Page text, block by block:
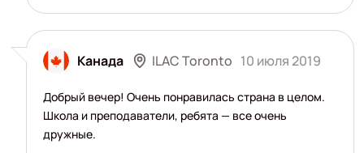
Канада ILAC Toronto 10 июля 2019
Добрый вечер! Очень понравилась страна в целом.
Школа и преподаватели, ребята — все очень
дружные.